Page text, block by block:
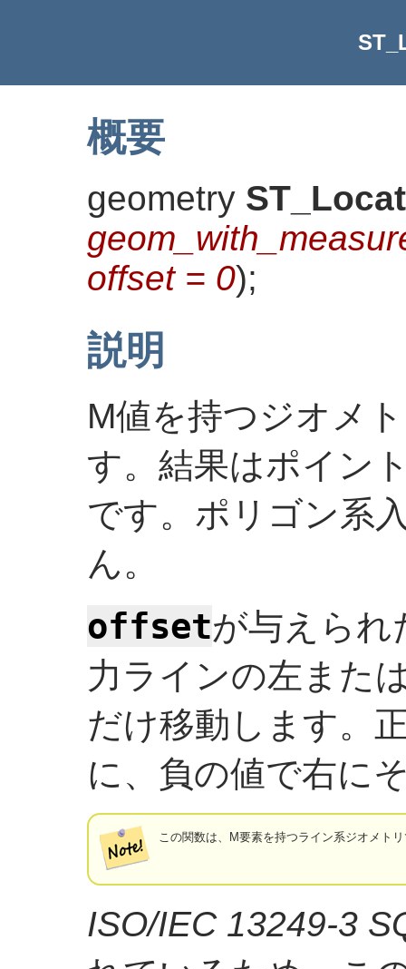
概要
geometry
offset = 0);
説明
M値を持つジオメ
す。結果はポイン
です。ポリゴン系
ん。
offsetが与えられ
力ラインの左また
だけ移動します。
に、負の値で右に
この関数は、M要素を持つライン系ジオメト
ISO/IEC 13249-3